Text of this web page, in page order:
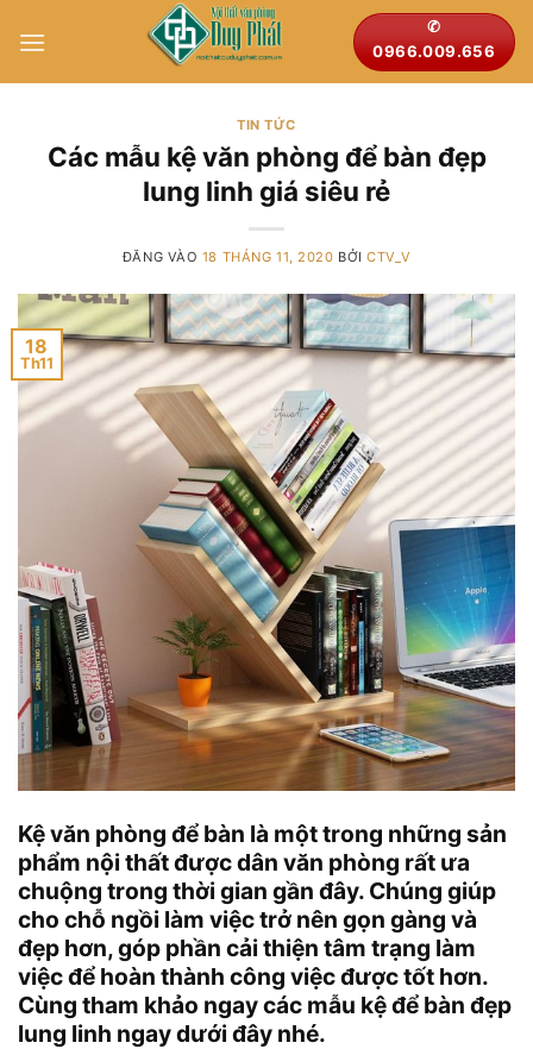
qua
✆
0966.009.656
TIN TỨC
Các mẫu kệ văn phòng để bàn đẹp
lung linh giá siêu rẻ
ĐĂNG VÀO 18 THÁNG 11, 2020 BỞICTV_V
18
Th11
Kệ văn phòng để bàn là một trong những sản
phẩm nội thất được dân văn phòng rất ưa
chuộng trong thời gian gần đây. Chúng giúp
cho chỗ ngồi làm việc trở nên gọn gàng và
đẹp hơn, góp phần cải thiện tâm trạng làm
việc để hoàn thành công việc được tốt hơn.
Cùng tham khảo ngay các mẫu kệ để bàn đẹp
lung linh ngay dưới đây nhé.